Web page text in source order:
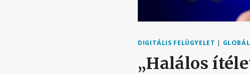
DIGITÁLIS FELÜGYELET |
„Halálos